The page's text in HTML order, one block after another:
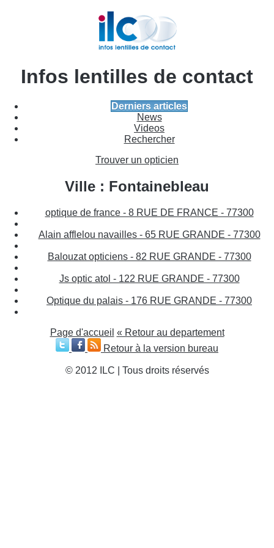
Infos lentilles de contact
Derniers articles
News
Videos
Rechercher
Trouver un opticien
Ville : Fontainebleau
optique de france - 8 RUE DE FRANCE - 77300
Alain afflelou navailles - 65 RUE GRANDE - 77300
Balouzat opticiens - 82 RUE GRANDE - 77300
Js optic atol - 122 RUE GRANDE - 77300
Optique du palais - 176 RUE GRANDE - 77300
Page d'accueil « Retour au departement
Retour à la version bureau
© 2012 ILC | Tous droits réservés